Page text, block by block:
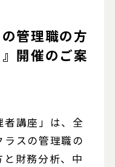
管理職の方
開催のご案
講座」は、全
スの管理職の
財務分析、中